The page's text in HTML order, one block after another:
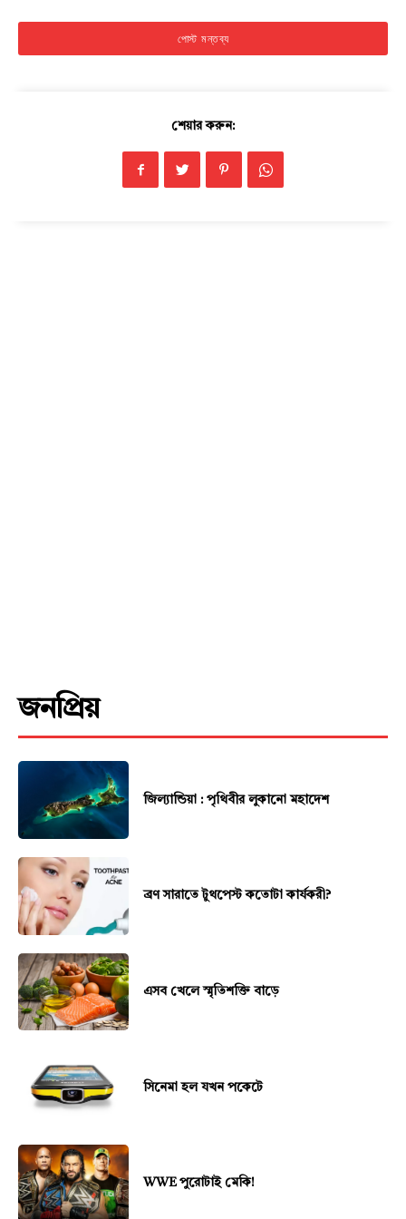
শেয়ার করুন:
জনপ্রিয়
জিল্যান্ডিয়া : পৃথিবীর লুকানো মহাদেশ
ব্রণ সারাতে টুথপেস্ট কতোটা কার্যকরী?
এসব খেলে স্মৃতিশক্তি বাড়ে
সিনেমা হল যখন পকেটে
WWE পুরোটাই মেকি!